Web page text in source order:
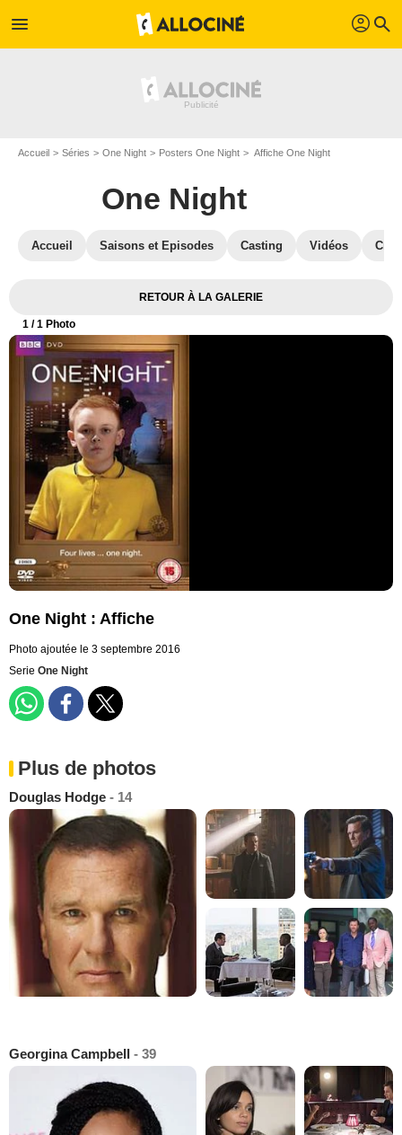
menu profil search
Accueil Séries One Night Posters One Night Affiche One Night
One Night
Accueil Saisons et Episodes Casting Vidéos
RETOUR À LA GALERIE
1 / 1 Photo
One Night : Affiche
Photo ajoutée le 3 septembre 2016
Serie One Night
Plus de photos
Douglas Hodge - 14
Georgina Campbell - 39